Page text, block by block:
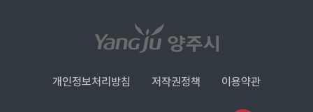
개인정보처리방침 저작권정책 이용약관